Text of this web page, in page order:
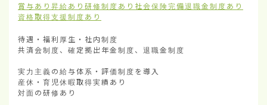
賞与あり 昇給あり 研修制度あり 社会保険完備退職金制度あり
資格取得支援制度あり
待遇・福利厚生・社内制度
共済会制度、確定拠出年金制度、退職金制度
実力主義の給与体系・評価制度を導入
産休・育児休暇取得実績あり
対面の研修あり